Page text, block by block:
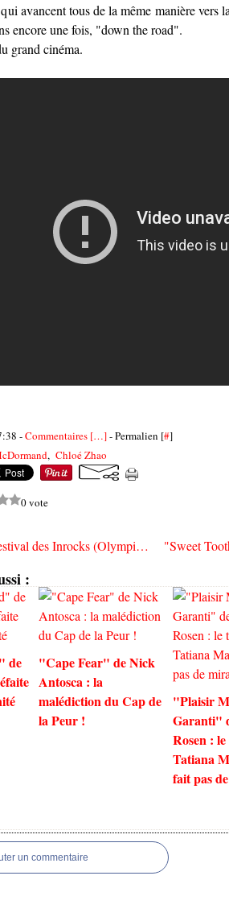
avancent tous de la même manière vers
encore une fois, "down the road".
grand cinéma.
-Commentaires […]- Permalien [#]
, Chloé Zhao
0 vote
La Femme au Festival des Inrocks (Olympia) le jeudi 10 juin
:
de
"Cape Fear" de Nick
Antosca : la
malédiction du Cap de
la Peur !
"Plaisir
Garanti"
Rosen :
Tatiana
fait pas
un commentaire